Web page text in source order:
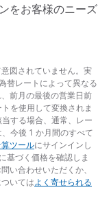
をお客様のニーズ
図されていません。実
替レートによって異なる
前月の最後の営業日前
を使用して変換されま
する場合、通常、レー
今後 1 か月間のすべて
ツールにサインインし
基づく価格を確認しま
い合わせいただくか、
いてはよく寄せられる